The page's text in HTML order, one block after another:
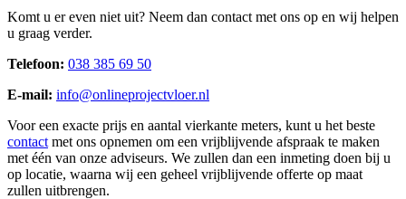
Komt u er even niet uit? Neem dan contact met ons op en wij helpen
u graag verder.
Telefoon: 038 385 69 50
E-mail: info@onlineprojectvloer.nl
Voor een exacte prijs en aantal vierkante meters, kunt u het beste
contact met ons opnemen om een vrijblijvende afspraak te maken
met één van onze adviseurs. We zullen dan een inmeting doen bij u
op locatie, waarna wij een geheel vrijblijvende offerte op maat
zullen uitbrengen.